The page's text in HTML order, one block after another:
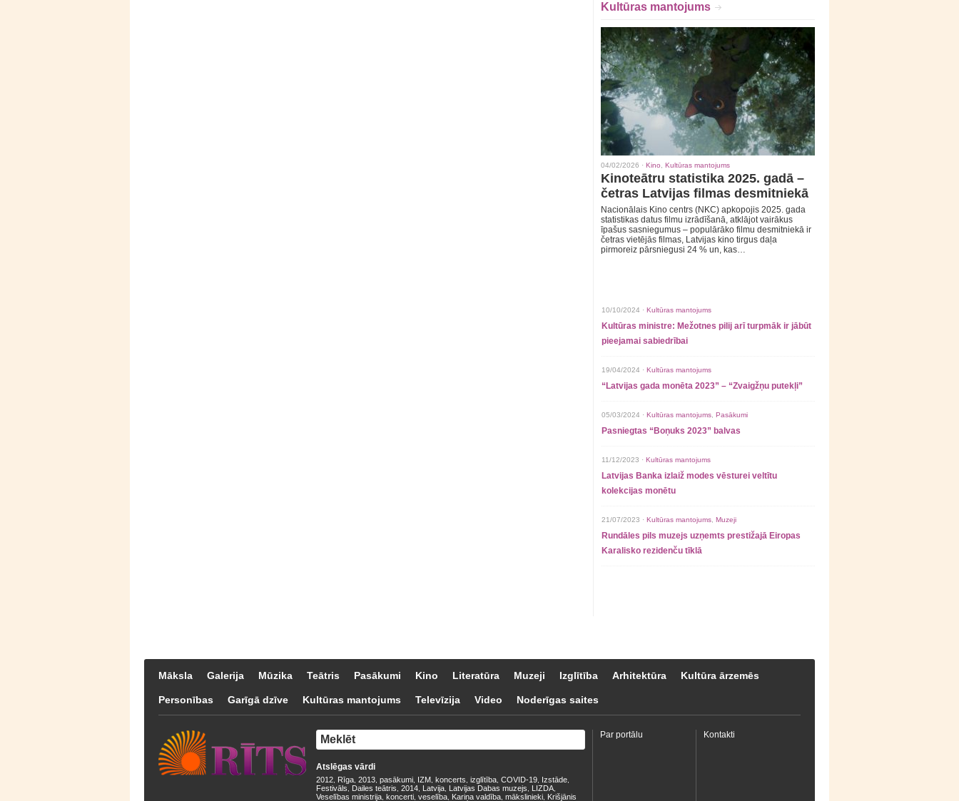
Kultūras mantojums
04/02/2026 · Kino Kultūras mantojums
Kinoteātru statistika 2025. gadā –
četras Latvijas filmas desmitniekā
Nacionālais Kino centrs (NKC) apkopojis 2025. gada
statistikas datus filmu izrādīšanā, atklājot vairākus
īpašus sasniegumus – populārāko filmu desmitniekā ir
četras vietējās filmas, Latvijas kino tirgus daļa
pirmoreiz pārsniegusi 24 % un, kas…
10/10/2024 · Kultūras mantojums
Kultūras ministre: Mežotnes pilij arī turpmāk ir jābūt
pieejamai sabiedrībai
19/04/2024 · Kultūras mantojums
“Latvijas gada monēta 2023” – “Zvaigžņu putekļi”
05/03/2024 · Kultūras mantojums Pasākumi
Pasniegtas “Boņuks 2023” balvas
11/12/2023 · Kultūras mantojums
Latvijas Banka izlaiž modes vēsturei veltītu
kolekcijas monētu
21/07/2023 · Kultūras mantojums Muzeji
Rundāles pils muzejs uzņemts prestižajā Eiropas
Karalisko rezidenču tīklā
Māksla Galerija Mūzika Teātris Pasākumi Kino Literatūra Muzeji Izglītība Arhitektūra Kultūra ārzemēs
Personības Garīgā dzīve Kultūras mantojums Televīzija Video Noderīgas saites
Atslēgas vārdi
2012 Rīga 2013 pasākumi IZM koncerts izglītība COVID-19 Izstāde
Festivāls Dailes teātris 2014 Latvija Latvijas Dabas muzejs LIZDA
Veselības ministrija koncerti veselība Kariņa valdība mākslinieki Krišjānis
Par portālu Kontakti